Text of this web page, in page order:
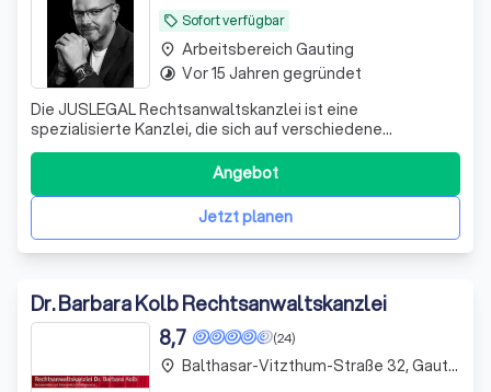
local_offer Sofort verfügbar
Die JUSLEGAL Rechtsanwaltskanzlei ist eine
spezialisierte Kanzlei, die sich auf verschiedene
Rechtsgebiete des Wirtschaftsrechts konzentriert.
Unsere Expertise umfasst das gesamt Wirtschaftsrecht
mit den angrenzenden Rechtsgebieten, Arbeitsrecht,
Bank- und Kapitalmarktrecht sowie Medizinrecht. Wir v
Jetzt planen
Angebot
place Arbeitsbereich Gauting
timelapse Vor 15 Jahren gegründet
Dr. Barbara Kolb Rechtsanwaltskanzlei
(24)
8,7
place Balthasar-Vitzthum-Straße 32, Gauting